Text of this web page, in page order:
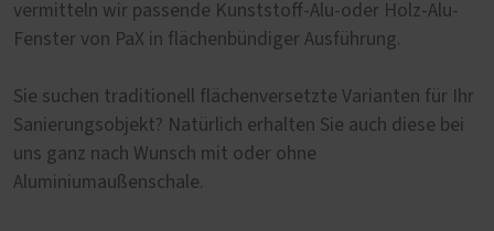
vermitteln wir passende Kunststoff-Alu-oder Holz-Alu-
Fenster von PaX in flächenbündiger Ausführung.
Sie suchen traditionell flächenversetzte Varianten für Ihr
Sanierungsobjekt? Natürlich erhalten Sie auch diese bei
uns ganz nach Wunsch mit oder ohne
Aluminiumaußenschale.